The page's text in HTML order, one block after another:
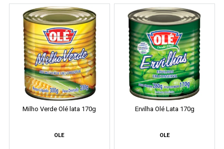
Milho Verde Olé lata 170g
OLE
Ervilha Olé Lata 170g
OLE